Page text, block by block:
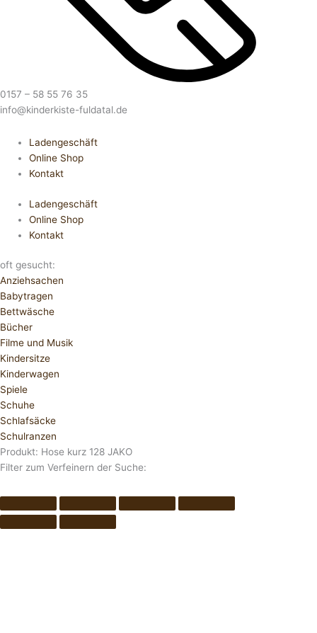
0157 – 58 55 76 35
info@kinderkiste-fuldatal.de
Ladengeschäft
Online Shop
Kontakt
Ladengeschäft
Online Shop
Kontakt
oft gesucht:
Anziehsachen
Babytragen
Bettwäsche
Bücher
Filme und Musik
Kindersitze
Kinderwagen
Spiele
Schuhe
Schlafsäcke
Schulranzen
Produkt: Hose kurz 128 JAKO
Filter zum Verfeinern der Suche: